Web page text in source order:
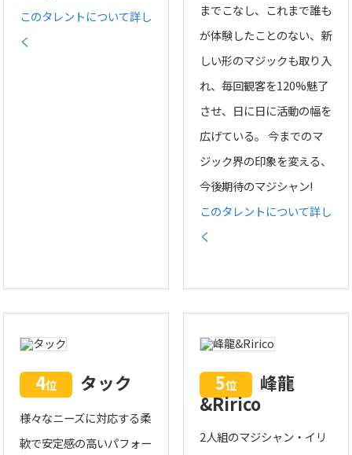
このタレントについて詳し
く
までこなし、これまで誰も
が体験したことのない、新
しい形のマジックも取り入
れ、毎回観客を120%魅了
させ、日に日に活動の幅を
広げている。 今までのマ
ジック界の印象を変える、
今後期待のマジシャン!
このタレントについて詳し
く
4位 タック
様々なニーズに対応する柔
軟で安定感の高いパフォー
5位
峰龍
&Ririco
2人組のマジシャン・イリ